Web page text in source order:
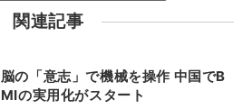
関連記事
脳の「意志」で機械を操作 中国でB
MIの実用化がスタート